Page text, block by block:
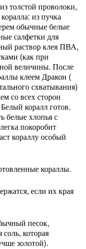
толстой проволоки,
из пучка
обычные белые
салфетки для
раствор клея ПВА,
(как при
величины. После
клеем Дракон (
схватывания)
со всех сторон
коралл готов.
белые хлопья с
покоробит
кораллу особый
кораллы.
если их края
песок,
которая
золотой).